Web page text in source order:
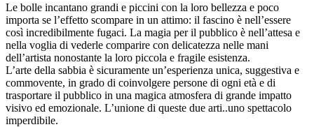
Le bolle incantano grandi e piccini con la loro bellezza e poco
importa se l’effetto scompare in un attimo: il fascino è nell’essere
così incredibilmente fugaci. La magia per il pubblico è nell’attesa e
nella voglia di vederle comparire con delicatezza nelle mani
dell’artista nonostante la loro piccola e fragile esistenza.
L’arte della sabbia è sicuramente un’esperienza unica, suggestiva e
commovente, in grado di coinvolgere persone di ogni età e di
trasportare il pubblico in una magica atmosfera di grande impatto
visivo ed emozionale. L’unione di queste due arti..uno spettacolo
imperdibile.